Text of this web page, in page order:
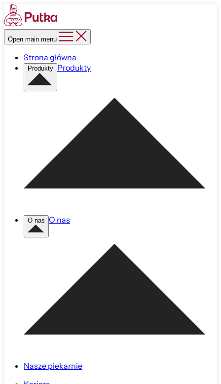
Open main menu
Strona główna
Produkty Produkty
O nas O nas
Nasze piekarnie